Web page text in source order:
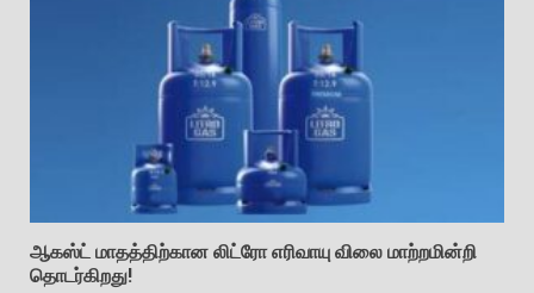
ஆகஸ்ட் மாதத்திற்கான லிட்ரோ எரிவாயு விலை மாற்றமின்றி
தொடர்கிறது!